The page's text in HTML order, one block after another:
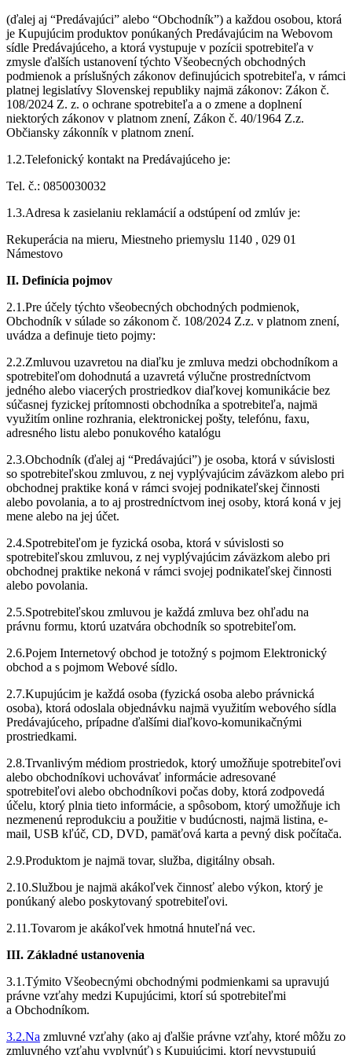
(ďalej aj “Predávajúci” alebo “Obchodník”) a každou osobou, ktorá
je Kupujúcim produktov ponúkaných Predávajúcim na Webovom
sídle Predávajúceho, a ktorá vystupuje v pozícii spotrebiteľa v
zmysle ďalších ustanovení týchto Všeobecných obchodných
podmienok a príslušných zákonov definujúcich spotrebiteľa, v rámci
platnej legislatívy Slovenskej republiky najmä zákonov: Zákon č.
108/2024 Z. z. o ochrane spotrebiteľa a o zmene a doplnení
niektorých zákonov v platnom znení, Zákon č. 40/1964 Z.z.
Občiansky zákonník v platnom znení.
1.2.Telefonický kontakt na Predávajúceho je:
Tel. č.: 0850030032
1.3.Adresa k zasielaniu reklamácií a odstúpení od zmlúv je:
Rekuperácia na mieru, Miestneho priemyslu 1140 , 029 01
Námestovo
II. Definícia pojmov
2.1.Pre účely týchto všeobecných obchodných podmienok,
Obchodník v súlade so zákonom č. 108/2024 Z.z. v platnom znení,
uvádza a definuje tieto pojmy:
2.2.Zmluvou uzavretou na diaľku je zmluva medzi obchodníkom a
spotrebiteľom dohodnutá a uzavretá výlučne prostredníctvom
jedného alebo viacerých prostriedkov diaľkovej komunikácie bez
súčasnej fyzickej prítomnosti obchodníka a spotrebiteľa, najmä
využitím online rozhrania, elektronickej pošty, telefónu, faxu,
adresného listu alebo ponukového katalógu
2.3.Obchodník (ďalej aj “Predávajúci”) je osoba, ktorá v súvislosti
so spotrebiteľskou zmluvou, z nej vyplývajúcim záväzkom alebo pri
obchodnej praktike koná v rámci svojej podnikateľskej činnosti
alebo povolania, a to aj prostredníctvom inej osoby, ktorá koná v jej
mene alebo na jej účet.
2.4.Spotrebiteľom je fyzická osoba, ktorá v súvislosti so
spotrebiteľskou zmluvou, z nej vyplývajúcim záväzkom alebo pri
obchodnej praktike nekoná v rámci svojej podnikateľskej činnosti
alebo povolania.
2.5.Spotrebiteľskou zmluvou je každá zmluva bez ohľadu na
právnu formu, ktorú uzatvára obchodník so spotrebiteľom.
2.6.Pojem Internetový obchod je totožný s pojmom Elektronický
obchod a s pojmom Webové sídlo.
2.7.Kupujúcim je každá osoba (fyzická osoba alebo právnická
osoba), ktorá odoslala objednávku najmä využitím webového sídla
Predávajúceho, prípadne ďalšími diaľkovo-komunikačnými
prostriedkami.
2.8.Trvanlivým médiom prostriedok, ktorý umožňuje spotrebiteľovi
alebo obchodníkovi uchovávať informácie adresované
spotrebiteľovi alebo obchodníkovi počas doby, ktorá zodpovedá
účelu, ktorý plnia tieto informácie, a spôsobom, ktorý umožňuje ich
nezmenenú reprodukciu a použitie v budúcnosti, najmä listina, e-
mail, USB kľúč, CD, DVD, pamäťová karta a pevný disk počítača.
2.9.Produktom je najmä tovar, služba, digitálny obsah.
2.10.Službou je najmä akákoľvek činnosť alebo výkon, ktorý je
ponúkaný alebo poskytovaný spotrebiteľovi.
2.11.Tovarom je akákoľvek hmotná hnuteľná vec.
III. Základné ustanovenia
3.1.Týmito Všeobecnými obchodnými podmienkami sa upravujú
právne vzťahy medzi Kupujúcimi, ktorí sú spotrebiteľmi
a Obchodníkom.
3.2.Na zmluvné vzťahy (ako aj ďalšie právne vzťahy, ktoré môžu zo
zmluvného vzťahu vyplynúť) s Kupujúcimi, ktorí nevystupujú